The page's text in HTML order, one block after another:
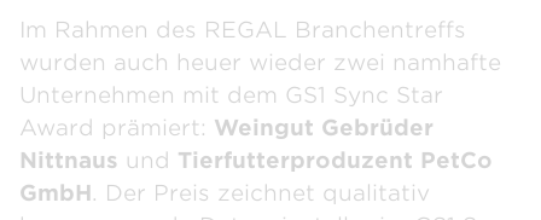
Im Rahmen des REGAL Branchentreffs
wurden auch heuer wieder zwei namhafte
Unternehmen mit dem GS1 Sync Star
Award prämiert: Weingut Gebrüder
Nittnaus und Tierfutterproduzent PetCo
GmbH. Der Preis zeichnet qualitativ